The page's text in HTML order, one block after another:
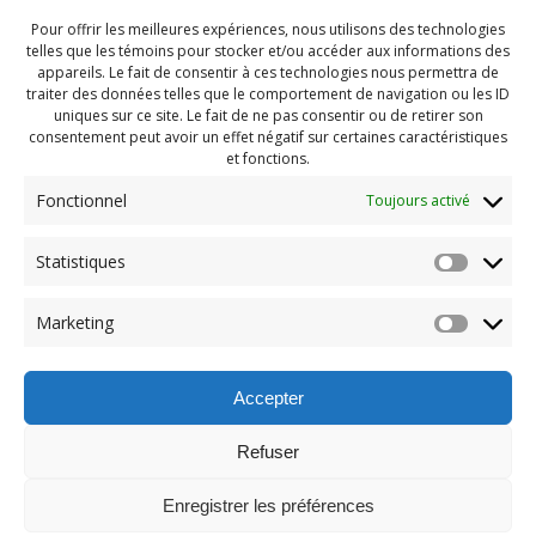
Pour offrir les meilleures expériences, nous utilisons des technologies
telles que les témoins pour stocker et/ou accéder aux informations des
appareils. Le fait de consentir à ces technologies nous permettra de
traiter des données telles que le comportement de navigation ou les ID
uniques sur ce site. Le fait de ne pas consentir ou de retirer son
consentement peut avoir un effet négatif sur certaines caractéristiques
et fonctions.
Fonctionnel Toujours activé
Statistiques
Marketing
Accepter
Refuser
Enregistrer les préférences
Navigation
de
l'article
Previous
Pendragon Juillet 2024 (6)
© 2026 Maison des Jeunes de Boucherville.